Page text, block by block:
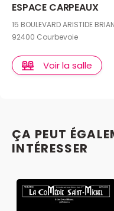
ESPACE CARPEAUX
15 BOULEVARD ARISTIDE
92400 Courbevoie
Voir la salle
ÇA PEUT
INTÉRESSER